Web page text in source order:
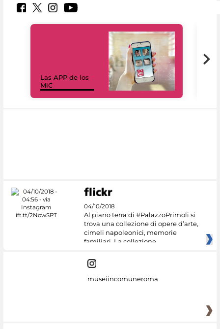
Las APP de los
MiC
04/10/2018
Al piano terra di #PalazzoPrimoli si
trova una collezione di opere d’arte,
cimeli napoleonici, memorie
familiari. La collezione
museiincomuneroma